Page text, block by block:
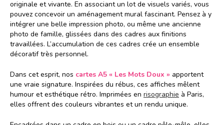
originale et vivante. En associant un lot de visuels variés, vous
pouvez concevoir un aménagement mural fascinant. Pensez à y
intégrer une belle impression photo, ou même une ancienne
photo de famille, glissées dans des cadres aux finitions
travaillées. L’accumulation de ces cadres crée un ensemble
décoratif très personnel.
Dans cet esprit, nos cartes A5 « Les Mots Doux » apportent
une vraie signature. Inspirées du rébus, ces affiches mêlent
humour et esthétique rétro. Imprimées en risographie à Paris,
elles offrent des couleurs vibrantes et un rendu unique.